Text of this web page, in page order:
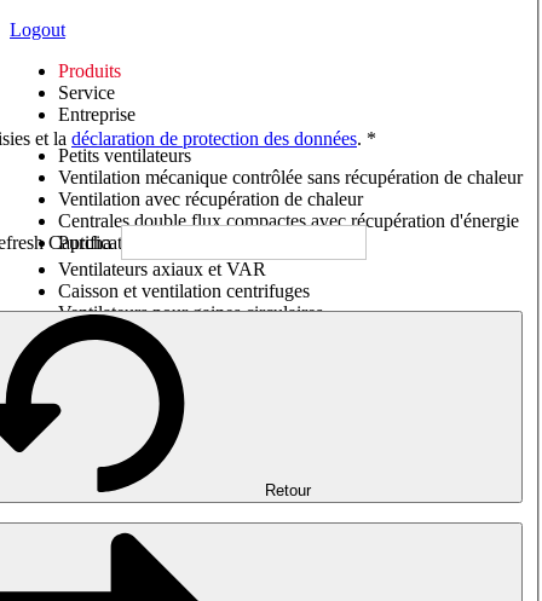
Logout
Produits
Service
Entreprise
Petits ventilateurs
Ventilation mécanique contrôlée sans récupération de chaleur
Ventilation avec récupération de chaleur
Centrales double flux compactes avec récupération d'énergie
Purificateurs d'air/Moniteurs CO
Ventilateurs axiaux et VAR
Caisson et ventilation centrifuges
Ventilateurs pour gaines circulaires
Ventilateurs pour gaines rectangulaires
Tourelles de toiture
Désenfumage, détection incendie et ventilation de parking
Ventilateurs antidéflagrants
Mesurer. Contrôler. Réguler.
Traitement d'air
Accessoires aérauliques
et la déclaration de protection des données. *
Retour